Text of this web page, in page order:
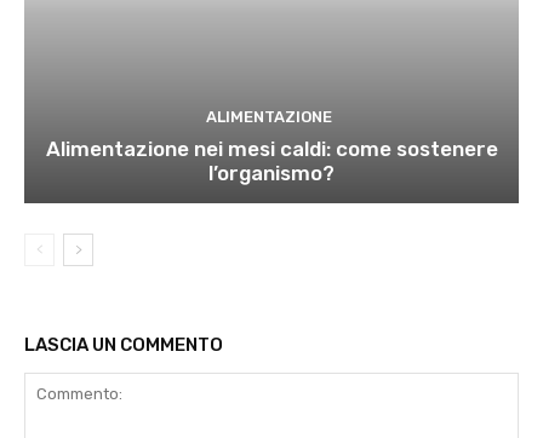
ALIMENTAZIONE
Alimentazione nei mesi caldi: come sostenere
l’organismo?
LASCIA UN COMMENTO